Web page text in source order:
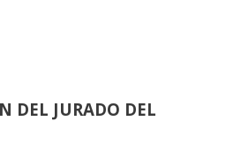
DEL JURADO DEL